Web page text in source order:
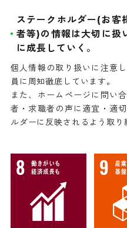
ステークホルダー(お客
者等)の情報は大切に扱
に成長していく。
個人情報の取り扱いに注意
員に周知徹底しています。
また、ホームページに問い
者・求職者の声に適宜・適
ルダーに反映されるよう取り